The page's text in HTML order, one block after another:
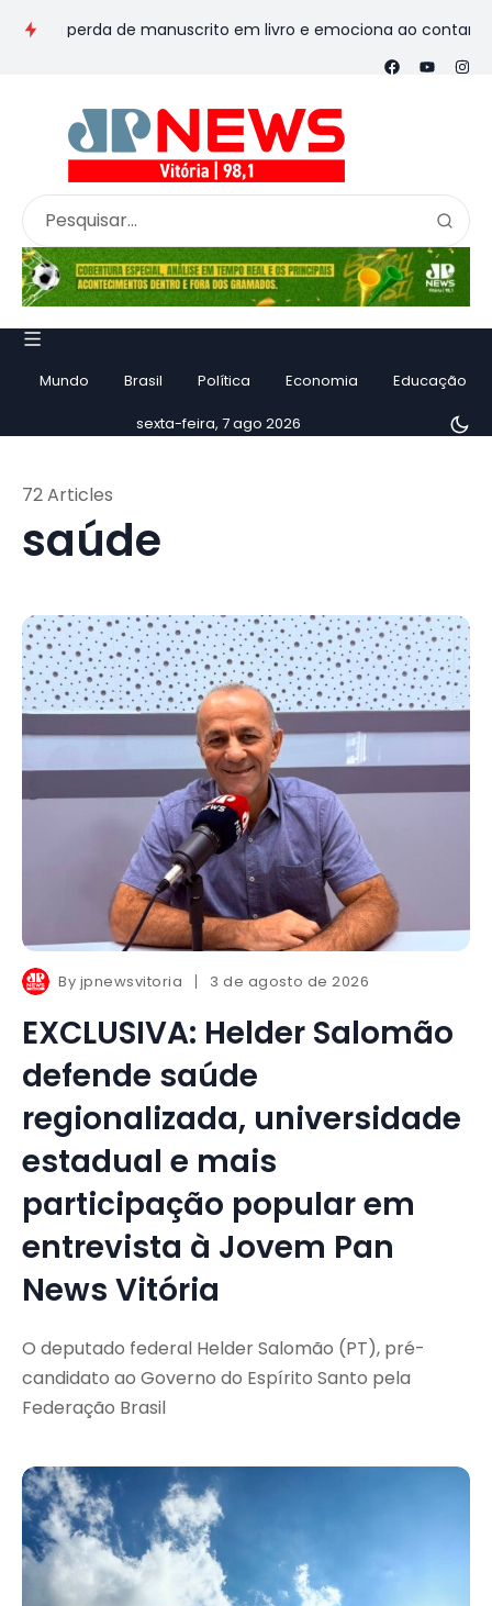
de manuscrito em livro e emociona ao contar história
Mundo Brasil Política Economia Educação
sexta-feira, 7 ago 2026
saúde
72 Articles
By jpnewsvitoria 3 de agosto de 2026
EXCLUSIVA: Helder Salomão
defende saúde
regionalizada, universidade
estadual e mais
participação popular em
entrevista à Jovem Pan
News Vitória
O deputado federal Helder Salomão (PT), pré-
candidato ao Governo do Espírito Santo pela
Federação Brasil